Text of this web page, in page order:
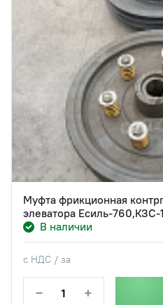
Муфта фрикционная
элеватора Есиль-
В наличии
с НДС / за
− +